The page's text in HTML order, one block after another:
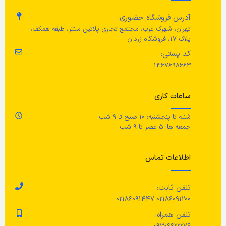
ارتفاع
ارتفاع صندلی: 45 سانتی متر
نامشخص
عرض عرض: 40 سانتی متر
تست شده برای: 100 کیلوگرم
حداکثر توان مصرفی
آدرس فروشگاه حضوری:
تهران، شهرک غرب، مجتمع تجاری پلاتین سنتر، طبقه همکف،
پلاک 17، فروشگاه زردان
کد پستی:
1467698663
ساعات کاری
شنبه تا پنجشنبه: 10 صبح تا 9 شب
جمعه ها: 5 عصر تا 9 شب
اطلاعات تماس
تلفن ثابت:
02186091200 02186091447
تلفن همراه: